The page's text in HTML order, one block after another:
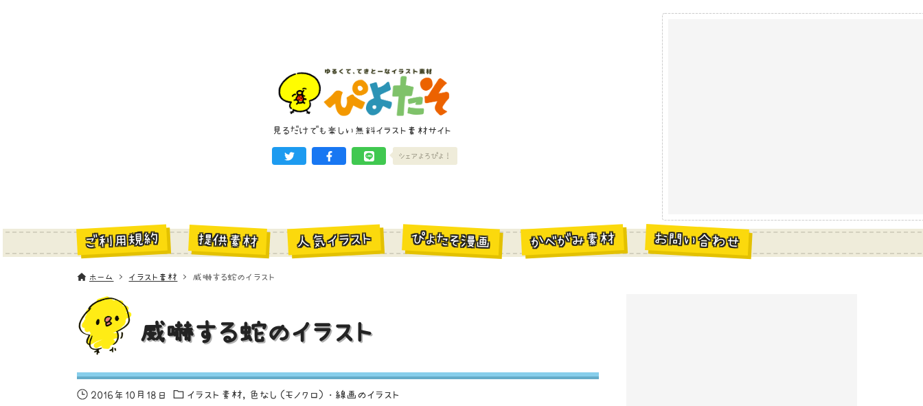
見るだけでも楽しい無料イラスト素材サイト
シェアよろぴよ！
ご利用規約 提供素材 人気イラスト ぴよたそ漫画 かべがみ素材 お問い合わせ
ホーム イラスト素材 威嚇する蛇のイラスト
威嚇する蛇のイラスト
2016年10月18日 イラスト素材 色なし（モノクロ）・線画のイラスト